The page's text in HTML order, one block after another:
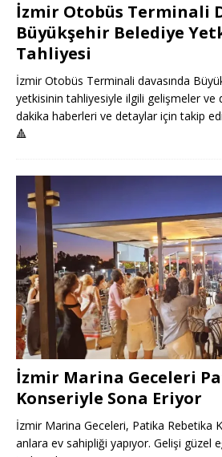
İzmir Otobüs Terminali
Büyükşehir Belediye
Tahliyesi
İzmir Otobüs Terminali davasında
yetkisinin tahliyesiyle ilgili gelişmeler ve
dakika haberleri ve detaylar için takip
🔺
İzmir Marina Geceleri
Konseriyle Sona Eriyor
İzmir Marina Geceleri, Patika Rebetika
anlara ev sahipliği yapıyor. Gelişi güzel